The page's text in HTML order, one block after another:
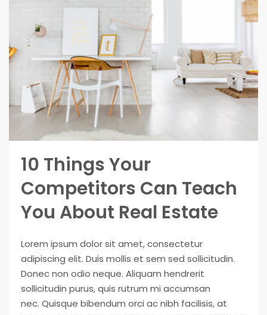
10 Things Your
Competitors Can Teach
You About Real Estate
Lorem ipsum dolor sit amet, consectetur
adipiscing elit. Duis mollis et sem sed sollicitudin.
Donec non odio neque. Aliquam hendrerit
sollicitudin purus, quis rutrum mi accumsan
nec. Quisque bibendum orci ac nibh facilisis, at